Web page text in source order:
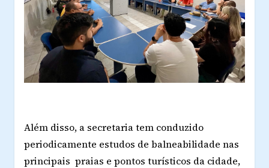
Além disso, a secretaria tem conduzido
periodicamente estudos de balneabilidade nas
principais praias e pontos turísticos da cidade,